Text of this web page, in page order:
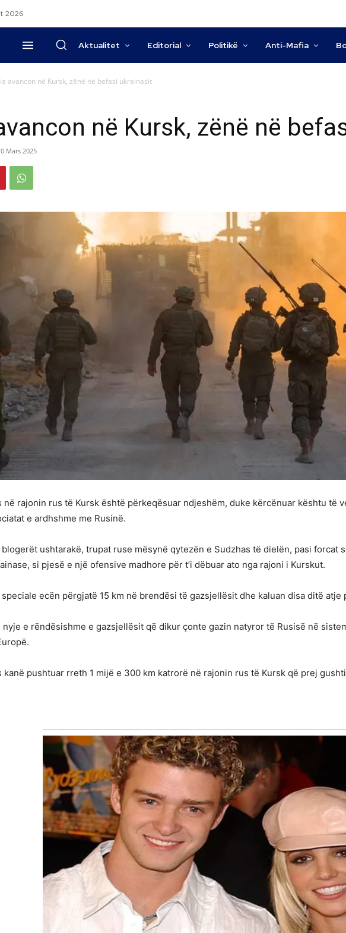
2026
Aktualitet Editorial Politikë Anti-Mafia
avancon në Kursk, zënë në befasi ukrainasit
në Kursk, zënë në
Mars 2025
në rajonin rus të Kursk është përkeqësuar ndjeshëm, duke kërcënuar kështu
e ardhshme me Rusinë.
ushtarakë, trupat ruse mësynë qytezën e Sudzhas të dielën, pasi forcat
si pjesë e një ofensive madhore për t’i dëbuar ato nga rajoni i Kurskut.
ecën përgjatë 15 km në brendësi të gazsjellësit dhe kaluan disa ditë atje
nyje e rëndësishme e gazsjellësit që dikur çonte gazin natyror të Rusisë në
kanë pushtuar rreth 1 mijë e 300 km katrorë në rajonin rus të Kursk që prej